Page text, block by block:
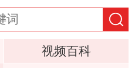
视频百科